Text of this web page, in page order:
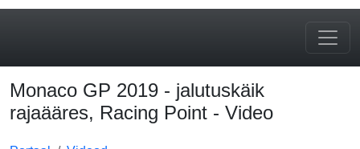
Monaco GP 2019 - jalutuskäik
rajaääres, Racing Point - Video